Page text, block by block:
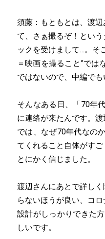
須藤：もともとは、渡
て、さぁ撮るぞ！とい
ックを受けまして…。そ
＝映画を撮ること”では
ではないので、中編で
そんなある日、「70年
に連絡が来たんです。
では、なぜ70年代なの
てくれること自体がす
とにかく信じました。
渡辺さんにあとで詳し
らないほうが良い、コ
設計がしっかりできた
しいです。